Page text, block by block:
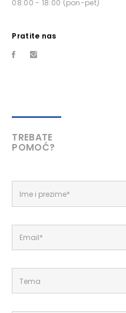
08:00 - 18:00 (pon-pet)
Pratite nas
TREBATE
POMOĆ?